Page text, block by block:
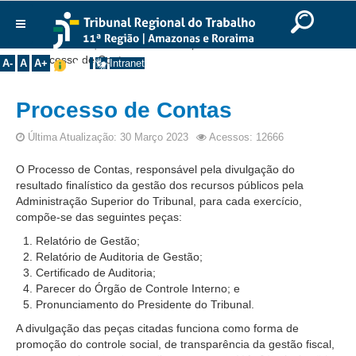
Ir para o rodapé
English
Português Español
A- A A+ Intranet
Institucional
Presidência
Corregedoria
Desembargadores
Seções Especializadas
Turmas
Varas do Trabalho
Juízes Manaus
Juízes Roraima
Juízes Interior
Você está aqui:Início >> Transparência >>
Processo de Contas
Processo de Contas
Última Atualização: 30 Março 2023 Acessos: 12666
O Processo de Contas, responsável pela divulgação do
resultado finalístico da gestão dos recursos públicos pela
Administração Superior do Tribunal, para cada exercício,
compõe-se das seguintes peças:
Relatório de Gestão;
Relatório de Auditoria de Gestão;
Certificado de Auditoria;
Parecer do Órgão de Controle Interno; e
Pronunciamento do Presidente do Tribunal.
A divulgação das peças citadas funciona como forma de
promoção do controle social, de transparência da gestão fiscal,